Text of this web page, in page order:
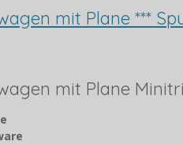
mit Plane ***
mit Plane